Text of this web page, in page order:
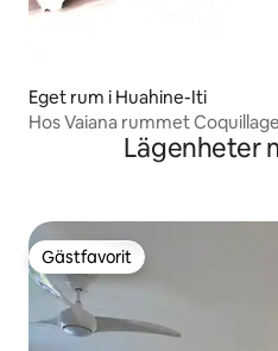
Eget rum i Huahine-Iti
Hos Vaiana rummet
Lägenheter
Gästfavorit
Gästfavorit